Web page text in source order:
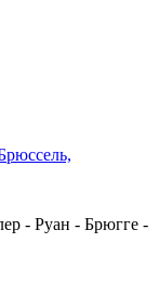
- Руан - Брюгге -